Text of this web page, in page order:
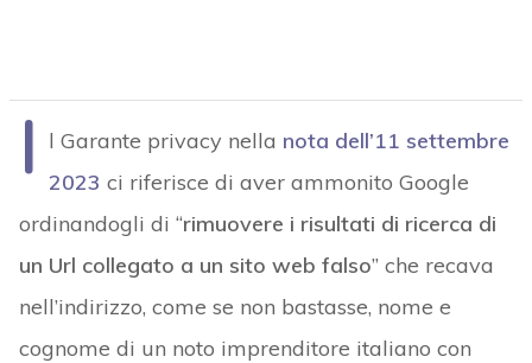
I l Garante privacy nella nota dell’11 settembre
2023 ci riferisce di aver ammonito Google
ordinandogli di “rimuovere i risultati di ricerca di
un Url collegato a un sito web falso” che recava
nell’indirizzo, come se non bastasse, nome e
cognome di un noto imprenditore italiano con